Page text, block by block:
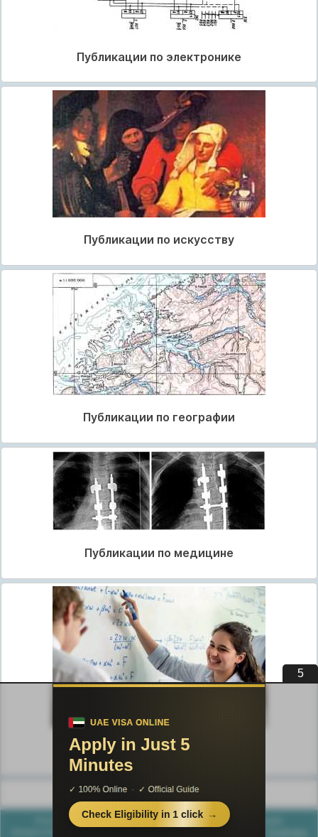
Публикации по электронике
Публикации по искусству
Публикации по географии
Публикации по медицине
Публикации по педагогике
Разделы публикаций
Poznayka.org - Познайка.Орг - 2016-2026 год. Материал
5